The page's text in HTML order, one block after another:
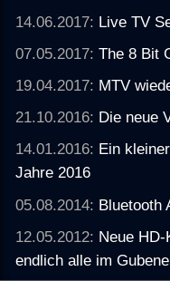
14.06.2017: Live TV
07.05.2017:The 8 Bit
19.04.2017: MTV
21.10.2016: Die neue
14.01.2016: Ein
Jahre 2016
05.08.2014: Bluetooth
12.05.2012: Neue
endlich alle im